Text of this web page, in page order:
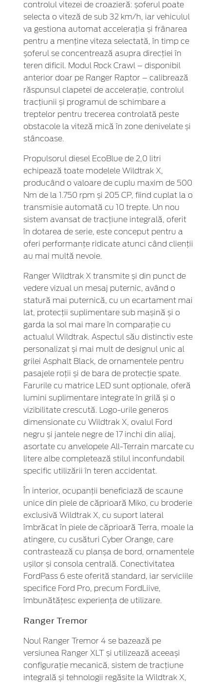
controlul vitezei de croazieră: șoferul poate
selecta o viteză de sub 32 km/h, iar vehiculul
va gestiona automat accelerația și frânarea
pentru a menține viteza selectată, în timp ce
șoferul se concentrează asupra direcției în
teren dificil. Modul Rock Crawl – disponibil
anterior doar pe Ranger Raptor – calibrează
răspunsul clapetei de accelerație, controlul
tracțiunii și programul de schimbare a
treptelor pentru trecerea controlată peste
obstacole la viteză mică în zone denivelate și
stâncoase.
Propulsorul diesel EcoBlue de 2,0 litri
echipează toate modelele Wildtrak X,
producând o valoare de cuplu maxim de 500
Nm de la 1.750 rpm și 205 CP, fiind cuplat la o
transmisie automată cu 10 trepte. Un nou
sistem avansat de tracțiune integrală, oferit
în dotarea de serie, este conceput pentru a
oferi performanțe ridicate atunci când clienții
au mai multă nevoie.
Ranger Wildtrak X transmite și din punct de
vedere vizual un mesaj puternic, având o
statură mai puternică, cu un ecartament mai
lat, protecții suplimentare sub mașină și o
garda la sol mai mare în comparație cu
actualul Wildtrak. Aspectul său distinctiv este
personalizat și mai mult de designul unic al
grilei Asphalt Black, de ornamentele pentru
pasajele roții și de bara de protecție spate.
Farurile cu matrice LED sunt opționale, oferă
lumini suplimentare integrate în grilă și o
vizibilitate crescută. Logo-urile generos
dimensionate cu Wildtrak X, ovalul Ford
negru și jantele negre de 17 inchi din aliaj,
asortate cu anvelopele All-Terrain marcate cu
litere albe completează stilul inconfundabil
specific utilizării în teren accidentat.
În interior, ocupanții beneficiază de scaune
unice din piele de căprioară Miko, cu broderie
exclusivă Wildtrak X, cu suport lateral
îmbrăcat în piele de căprioară Terra, moale la
atingere, cu cusături Cyber Orange, care
contrastează cu planșa de bord, ornamentele
ușilor și consola centrală. Conectivitatea
FordPass 6 este oferită standard, iar serviciile
specifice Ford Pro, precum FordLiive,
îmbunătățesc experiența de utilizare.
Ranger Tremor
Noul Ranger Tremor 4 se bazează pe
versiunea Ranger XLT și utilizează aceeași
configurație mecanică, sistem de tracțiune
integrală și tehnologii regăsite la Wildtrak X,